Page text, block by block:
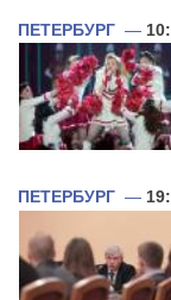
ПЕТЕРБУРГ —
ПЕТЕРБУРГ —